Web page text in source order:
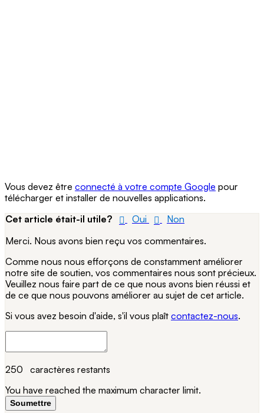
Vous devez être connecté à votre compte Google pour
télécharger et installer de nouvelles applications.
Cet article était-il utile?
Oui
Non
Merci. Nous avons bien reçu vos commentaires.
Comme nous nous efforçons de constamment améliorer
notre site de soutien, vos commentaires nous sont précieux.
Veuillez nous faire part de ce que nous avons bien réussi et
de ce que nous pouvons améliorer au sujet de cet article.
Si vous avez besoin d'aide, s'il vous plaît contactez-nous.
250 caractères restants
You have reached the maximum character limit.
Soumettre